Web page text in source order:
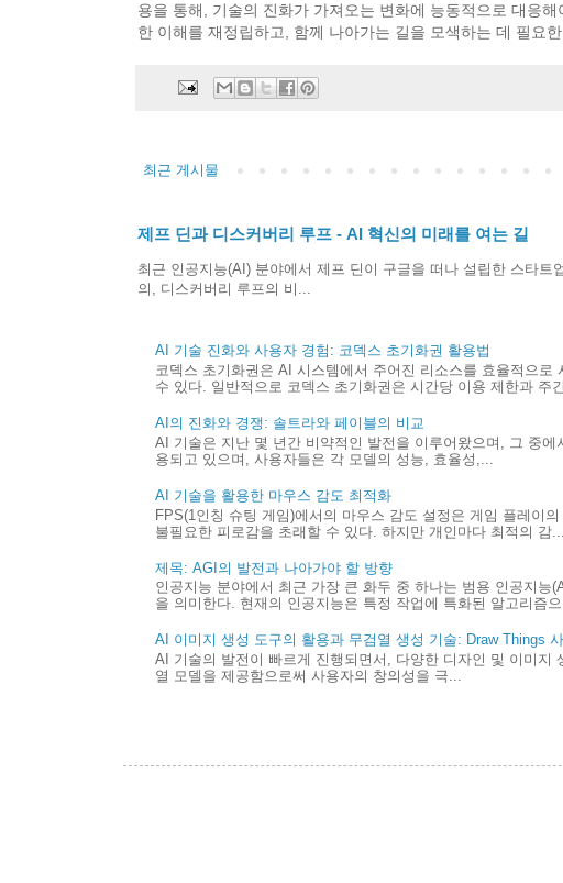
용을 통해, 기술의 진화가 가져오는 변화에 능동적으로 대응
한 이해를 재정립하고, 함께 나아가는 길을 모색하는 데 필요
최근 게시물
제프 딘과 디스커버리 루프 - AI 혁신의 미래를 여는 길
최근 인공지능(AI) 분야에서 제프 딘이 구글을 떠나 설립한 스타
의, 디스커버리 루프의 비...
AI 기술 진화와 사용자 경험: 코덱스 초기화권 활용법
코덱스 초기화권은 AI 시스템에서 주어진 리소스를 효율적으
수 있다. 일반적으로 코덱스 초기화권은 시간당 이용 제한과 주
AI의 진화와 경쟁: 솔트라와 페이블의 비교
AI 기술은 지난 몇 년간 비약적인 발전을 이루어왔으며, 그 중
용되고 있으며, 사용자들은 각 모델의 성능, 효율성,...
AI 기술을 활용한 마우스 감도 최적화
FPS(1인칭 슈팅 게임)에서의 마우스 감도 설정은 게임 플레이
불필요한 피로감을 초래할 수 있다. 하지만 개인마다 최적의 감...
제목: AGI의 발전과 나아가야 할 방향
인공지능 분야에서 최근 가장 큰 화두 중 하나는 범용 인공지
을 의미한다. 현재의 인공지능은 특정 작업에 특화된 알고리즘
AI 이미지 생성 도구의 활용과 무검열 생성 기술: Draw Things
AI 기술의 발전이 빠르게 진행되면서, 다양한 디자인 및 이미지
열 모델을 제공함으로써 사용자의 창의성을 극...